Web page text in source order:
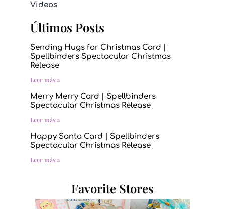
Videos
Últimos Posts
Sending Hugs for Christmas Card |
Spellbinders Spectacular Christmas
Release
Leer más »
Merry Merry Card | Spellbinders
Spectacular Christmas Release
Leer más »
Happy Santa Card | Spellbinders
Spectacular Christmas Release
Leer más »
Favorite Stores